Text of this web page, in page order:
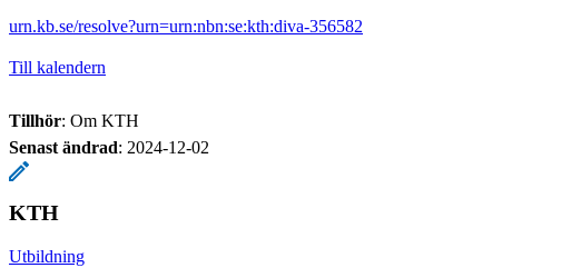
urn.kb.se/resolve?urn=urn:nbn:se:kth:diva-356582
Till kalendern
Tillhör: Om KTH
Senast ändrad: 2024-12-02
KTH
Utbildning